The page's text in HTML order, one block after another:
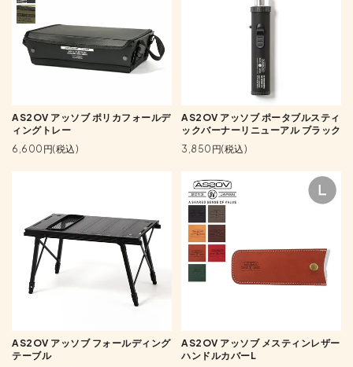
AS2OV アッソブ ポリカフォールデ
ィングトレー
6,600円(税込)
AS2OV アッソブ ポータブルスティ
ックバーナーリニューアル ブラック
3,850円(税込)
AS2OV アッソブ フォールディング
テーブル
AS2OV アッソブ メスティンレザー
ハンドルカバーL